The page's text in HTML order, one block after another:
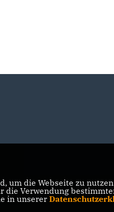
um die Webseite zu
die Verwendung
in unserer